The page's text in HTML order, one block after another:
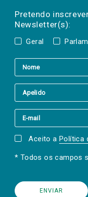
Pretendo
Newsletter(s):
Geral
a(s) newsletter(s).
mail
Aceito a Política
* Todos os campos